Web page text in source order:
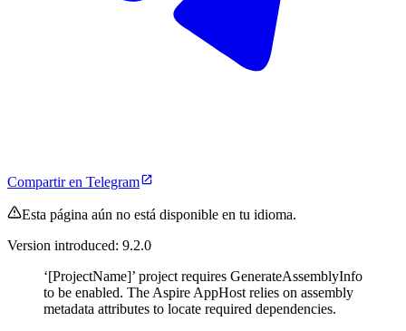
Compartir en Telegram
Esta página aún no está disponible en tu idioma.
Version introduced: 9.2.0
‘[ProjectName]’ project requires GenerateAssemblyInfo
to be enabled. The Aspire AppHost relies on assembly
metadata attributes to locate required dependencies.